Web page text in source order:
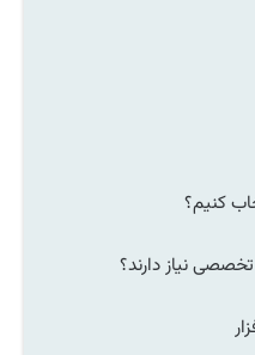
کنیم؟
نیاز دارند؟